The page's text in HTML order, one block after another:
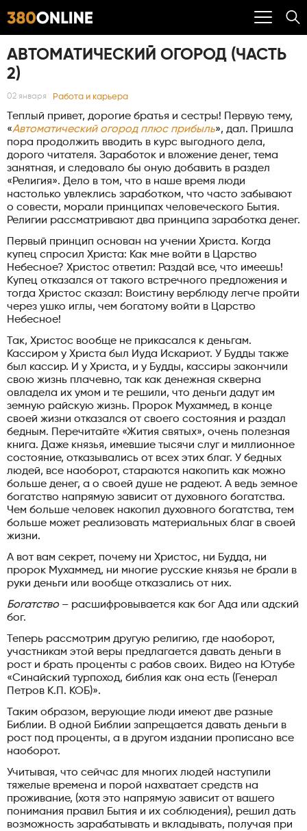
АВТОМАТИЧЕСКИЙ ОГОРОД (ЧАСТЬ
2)
02 января Работа и карьера
Теплый привет, дорогие братья и сестры! Первую тему,
«Автоматический огород плюс прибыль», дал. Пришла
пора продолжить вводить в курс выгодного дела,
дорого читателя. Заработок и вложение денег, тема
занятная, и следовало бы оную добавить в раздел
«Религия». Дело в том, что в наше время люди
настолько увлеклись заработком, что часто забывают
о совести, морали принципах человеческого Бытия.
Религии рассматривают два принципа заработка денег.
Первый принцип основан на учении Христа. Когда
купец спросил Христа: Как мне войти в Царство
Небесное? Христос ответил: Раздай все, что имеешь!
Купец отказался от такого встречного предложения и
тогда Христос сказал: Воистину верблюду легче пройти
через ушко иглы, чем богатому войти в Царство
Небесное!
Так, Христос вообще не прикасался к деньгам.
Кассиром у Христа был Иуда Искариот. У Будды также
был кассир. И у Христа, и у Будды, кассиры закончили
свою жизнь плачевно, так как денежная скверна
овладела их умом и те решили, что деньги дадут им
земную райскую жизнь. Пророк Мухаммед, в конце
своей жизни отказался от своего состояния и раздал
бедным. Перечитайте «Жития святых», очень полезная
книга. Даже князья, имевшие тысячи слуг и миллионное
состояние, отказывались от всех этих благ. У бедных
людей, все наоборот, стараются накопить как можно
больше денег, а о своей душе не радеют. А ведь земное
богатство напрямую зависит от духовного богатства.
Чем больше человек накопил духовного богатства, тем
больше может реализовать материальных благ в своей
жизни.
А вот вам секрет, почему ни Христос, ни Будда, ни
пророк Мухаммед, ни многие русские князья не брали в
руки деньги или вообще отказались от них.
Богатство– расшифровывается как бог Ада или адский
бог.
Теперь рассмотрим другую религию, где наоборот,
участникам этой веры предлагается давать деньги в
рост и брать проценты с рабов своих. Видео на Ютубе
«Синайский турпоход, библия как она есть (Генерал
Петров К.П. КОБ)».
Таким образом, верующие люди имеют две разные
Библии. В одной Библии запрещается давать деньги в
рост под проценты, а в другом издании прописано все
наоборот.
Учитывая, что сейчас для многих людей наступили
тяжелые времена и порой нахватает средств на
проживание, (хотя это напрямую зависит от вашего
понимания правил Бытия и их соблюдения), решил дать
возможность зарабатывать и вкладывать, получая при